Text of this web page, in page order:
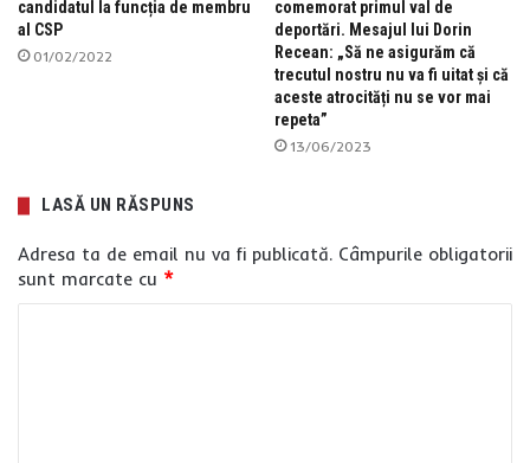
candidatul la funcția de membru
al CSP
01/02/2022
comemorat primul val de
deportări. Mesajul lui Dorin
Recean: „Să ne asigurăm că
trecutul nostru nu va fi uitat și că
aceste atrocități nu se vor mai
repeta”
13/06/2023
LASĂ UN RĂSPUNS
Adresa ta de email nu va fi publicată. Câmpurile obligatorii
sunt marcate cu *